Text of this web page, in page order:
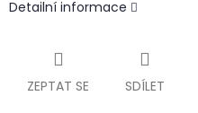
Detailní informace
ZEPTAT SE SDÍLET